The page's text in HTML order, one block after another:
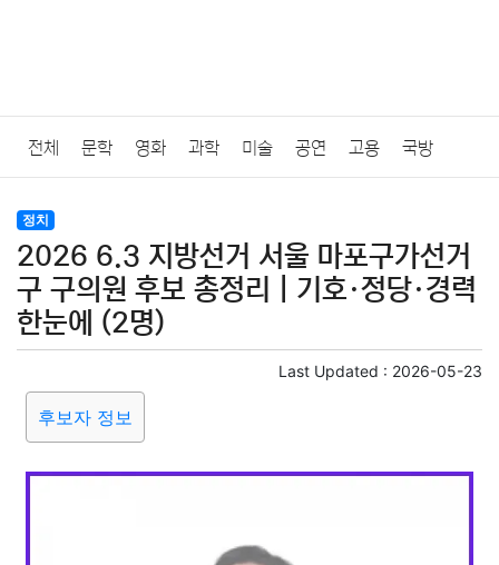
전체 문학 영화 과학 미술 공연 고용 국방
법률
질병 가요 방송 일상 주식 암호화폐 블록체인
결혼 육아 반려동물
요리 상품리뷰
정치
2026 6.3 지방선거 서울 마포구가선거
구 구의원 후보 총정리｜기호·정당·경력
한눈에 (2명)
Last Updated : 2026-05-23
후보자 정보